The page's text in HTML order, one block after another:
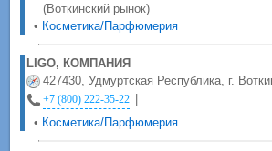
(Воткинский рынок)
• Косметика/Парфюмерия
LIGO, КОМПАНИЯ
427430, Удмуртская Республика, г.
+7 (800) 222-35-22
• Косметика/Парфюмерия